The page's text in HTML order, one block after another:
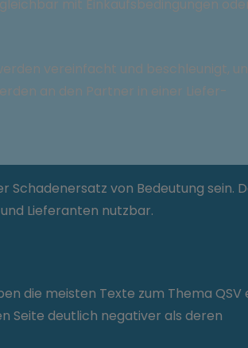
mit Einkaufsbedingungen
vereinfacht und beschleunigt,
an den Partner in einer Liefer-
von Bedeutung sein.
Lieferanten nutzbar.
die meisten Texte zum Thema QSV
Seite deutlich negativer als deren